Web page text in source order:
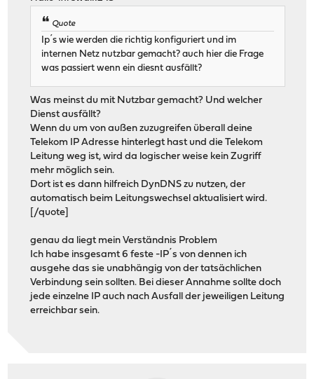
Quote
Ip´s wie werden die richtig konfiguriert und im
internen Netz nutzbar gemacht? auch hier die Frage
was passiert wenn ein diesnt ausfällt?
Was meinst du mit Nutzbar gemacht? Und welcher
Dienst ausfällt?
Wenn du um von außen zuzugreifen überall deine
Telekom IP Adresse hinterlegt hast und die Telekom
Leitung weg ist, wird da logischer weise kein Zugriff
mehr möglich sein.
Dort ist es dann hilfreich DynDNS zu nutzen, der
automatisch beim Leitungswechsel aktualisiert wird.
[/quote]
genau da liegt mein Verständnis Problem
Ich habe insgesamt 6 feste -IP´s von dennen ich
ausgehe das sie unabhängig von der tatsächlichen
Verbindung sein sollten. Bei dieser Annahme sollte doch
jede einzelne IP auch nach Ausfall der jeweiligen Leitung
erreichbar sein.